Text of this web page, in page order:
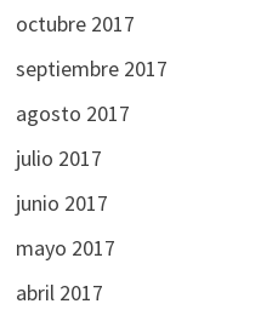
octubre 2017
septiembre 2017
agosto 2017
julio 2017
junio 2017
mayo 2017
abril 2017